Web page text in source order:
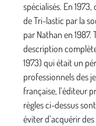
spécialisés. En
de Tri-lastic par la
par Nathan en 1987.
description
1973) qui était un
professionnels des
française, l’éditeur
règles ci-dessus
éviter d’acquérir